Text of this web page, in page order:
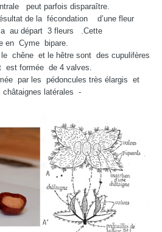
peut parfois disparaître.
de la fécondation d’une fleur
au départ 3 fleurs .Cette
en Cyme bipare.
le chêne et le hêtre sont des cupulifères
formée de 4 valves.
par les pédoncules très élargis et
latérales -